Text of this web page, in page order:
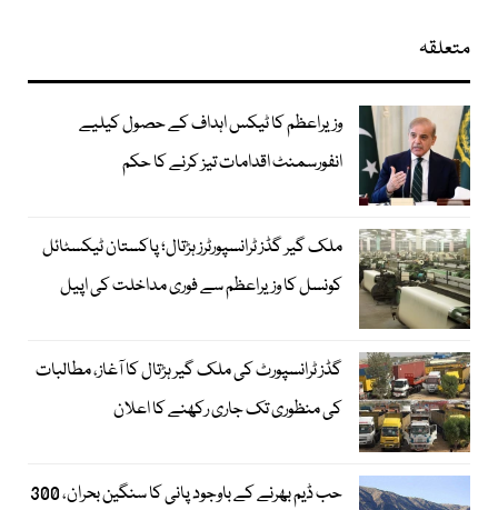
متعلقہ
وزیراعظم کا ٹیکس اہداف کے حصول کیلیے
انفورسمنٹ اقدامات تیز کرنے کا حکم
ملک گیر گڈز ٹرانسپورٹرز ہڑتال؛ پاکستان ٹیکسٹائل
کونسل کا وزیراعظم سے فوری مداخلت کی اپیل
گڈز ٹرانسپورٹ کی ملک گیر ہڑتال کا آغاز، مطالبات
کی منظوری تک جاری رکھنے کا اعلان
حب ڈیم بھرنے کے باوجود پانی کا سنگین بحران، 300